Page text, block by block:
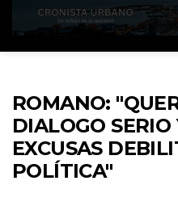
ROMANO:
DIALOGO
EXCUSAS
POLÍTICA"